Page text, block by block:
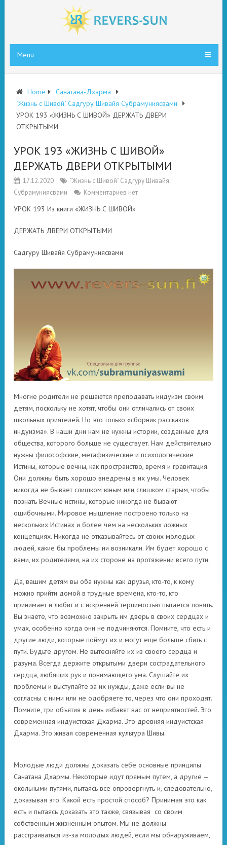
Menu
Home
Санатана-Дхарма
"Жизнь с Шивой" Садгуру Шивайя Субрамуниясвами
УРОК 193 «ЖИЗНЬ С ШИВОЙ» ДЕРЖАТЬ ДВЕРИ
ОТКРЫТЫМИ
УРОК 193 «ЖИЗНЬ С ШИВОЙ»
ДЕРЖАТЬ ДВЕРИ ОТКРЫТЫМИ
17.12.2020
"Жизнь с Шивой" Садгуру Шивайя
Субрамуниясвами
Комментариев нет
УРОК 193 Из книги «ЖИЗНЬ С ШИВОЙ»
ДЕРЖАТЬ ДВЕРИ ОТКРЫТЫМИ
Садгуру Шивайя Субрамуниясвами
Многие родители не решаются преподавать индуизм своим
детям, поскольку не хотят, чтобы они отличались от своих
школьных приятелей. Но это только «сборник рассказов
индуизма». В наши дни нам не нужны истории, созданные для
общества, которого больше не существует. Нам действительно
нужны философские, метафизические и психологические
Истины, которые вечны, как пространство, время и гравитация.
Они должны быть хорошо внедрены в их умы. Человек
никогда не бывает слишком юным или слишком старым, чтобы
познать Вечные истины, которые никогда не бывают
ошибочными. Мировое мышление построено только на
нескольких Истинах и более чем на нескольких ложных
концепциях. Никогда не отказывайтесь от своих молодых
людей, какие бы проблемы ни возникали. Им будет хорошо с
вами, их родителями, на их стороне на протяжении всего пути.
Да, вашим детям вы оба нужны как друзья, кто-то, к кому
можно прийти домой в трудные времена, кто-то, кто
принимает и любит и с искренней терпимостью пытается понять.
Вы знаете, что возможно закрыть им дверь в своих сердцах и
умах, особенно когда они не подчиняются. Помните, что есть и
другие люди, которые поймут их и могут еще больше сбить с
пути. Будьте другом. Не вытесняйте их из своего сердца и
разума. Всегда держите открытыми двери сострадательного
сердца, любящих рук и понимающего ума. Слушайте их
проблемы и выступайте за их нужды, даже если вы не
согласны с ними или не одобряете то, через что они проходят.
Помните, три объятия в день избавят вас от неприятностей. Это
современная индуистская Дхарма. Это древняя индуистская
Дхарма. Это живая современная культура Шивы.
Молодые люди должны доказать себе основные принципы
Санатана Дхармы. Некоторые идут прямым путем, а другие —
окольными путями, пытаясь все опровергнуть и, следовательно,
доказывая это. Какой есть простой способ? Принимая это как
есть и пытаясь доказать это также, связывая со своим
собственным жизненным опытом. Мы не должны
расстраиваться из-за молодых людей, если мы обнаруживаем,